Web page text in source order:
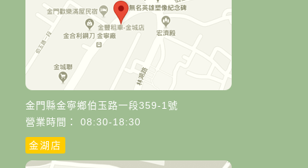
金門縣金寧鄉伯玉路一段359-1號
營業時間： 08:30-18:30
金湖店